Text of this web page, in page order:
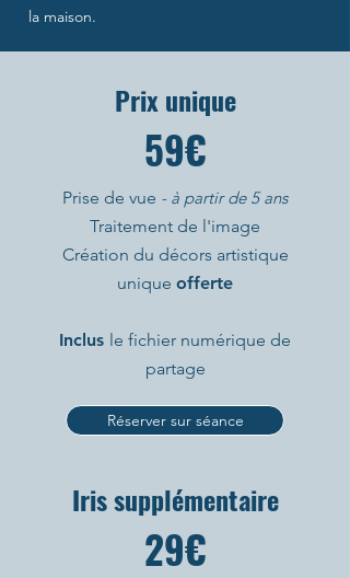
la maison.
Prix unique
59€
Prise de vue - à partir de 5 ans
Traitement de l'image
Création du décors artistique
unique offerte
Inclus le fichier numérique de
partage
Réserver sur séance
Iris supplémentaire
29€